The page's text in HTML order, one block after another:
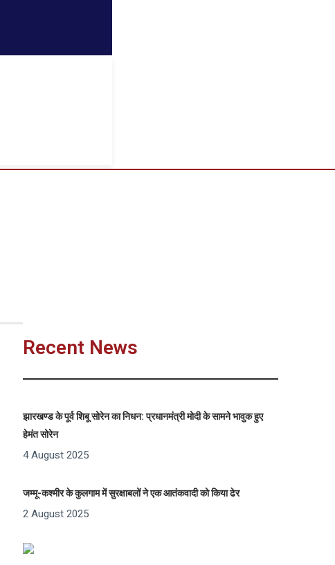
Recent News
झारखण्ड के पूर्व शिबू सोरेन का निधन: प्रधानमंत्री मोदी के सामने भावुक हुए
हेमंत सोरेन
4 August 2025
जम्मू-कश्मीर के कुलगाम में सुरक्षाबलों ने एक आतंकवादी को किया ढेर
2 August 2025